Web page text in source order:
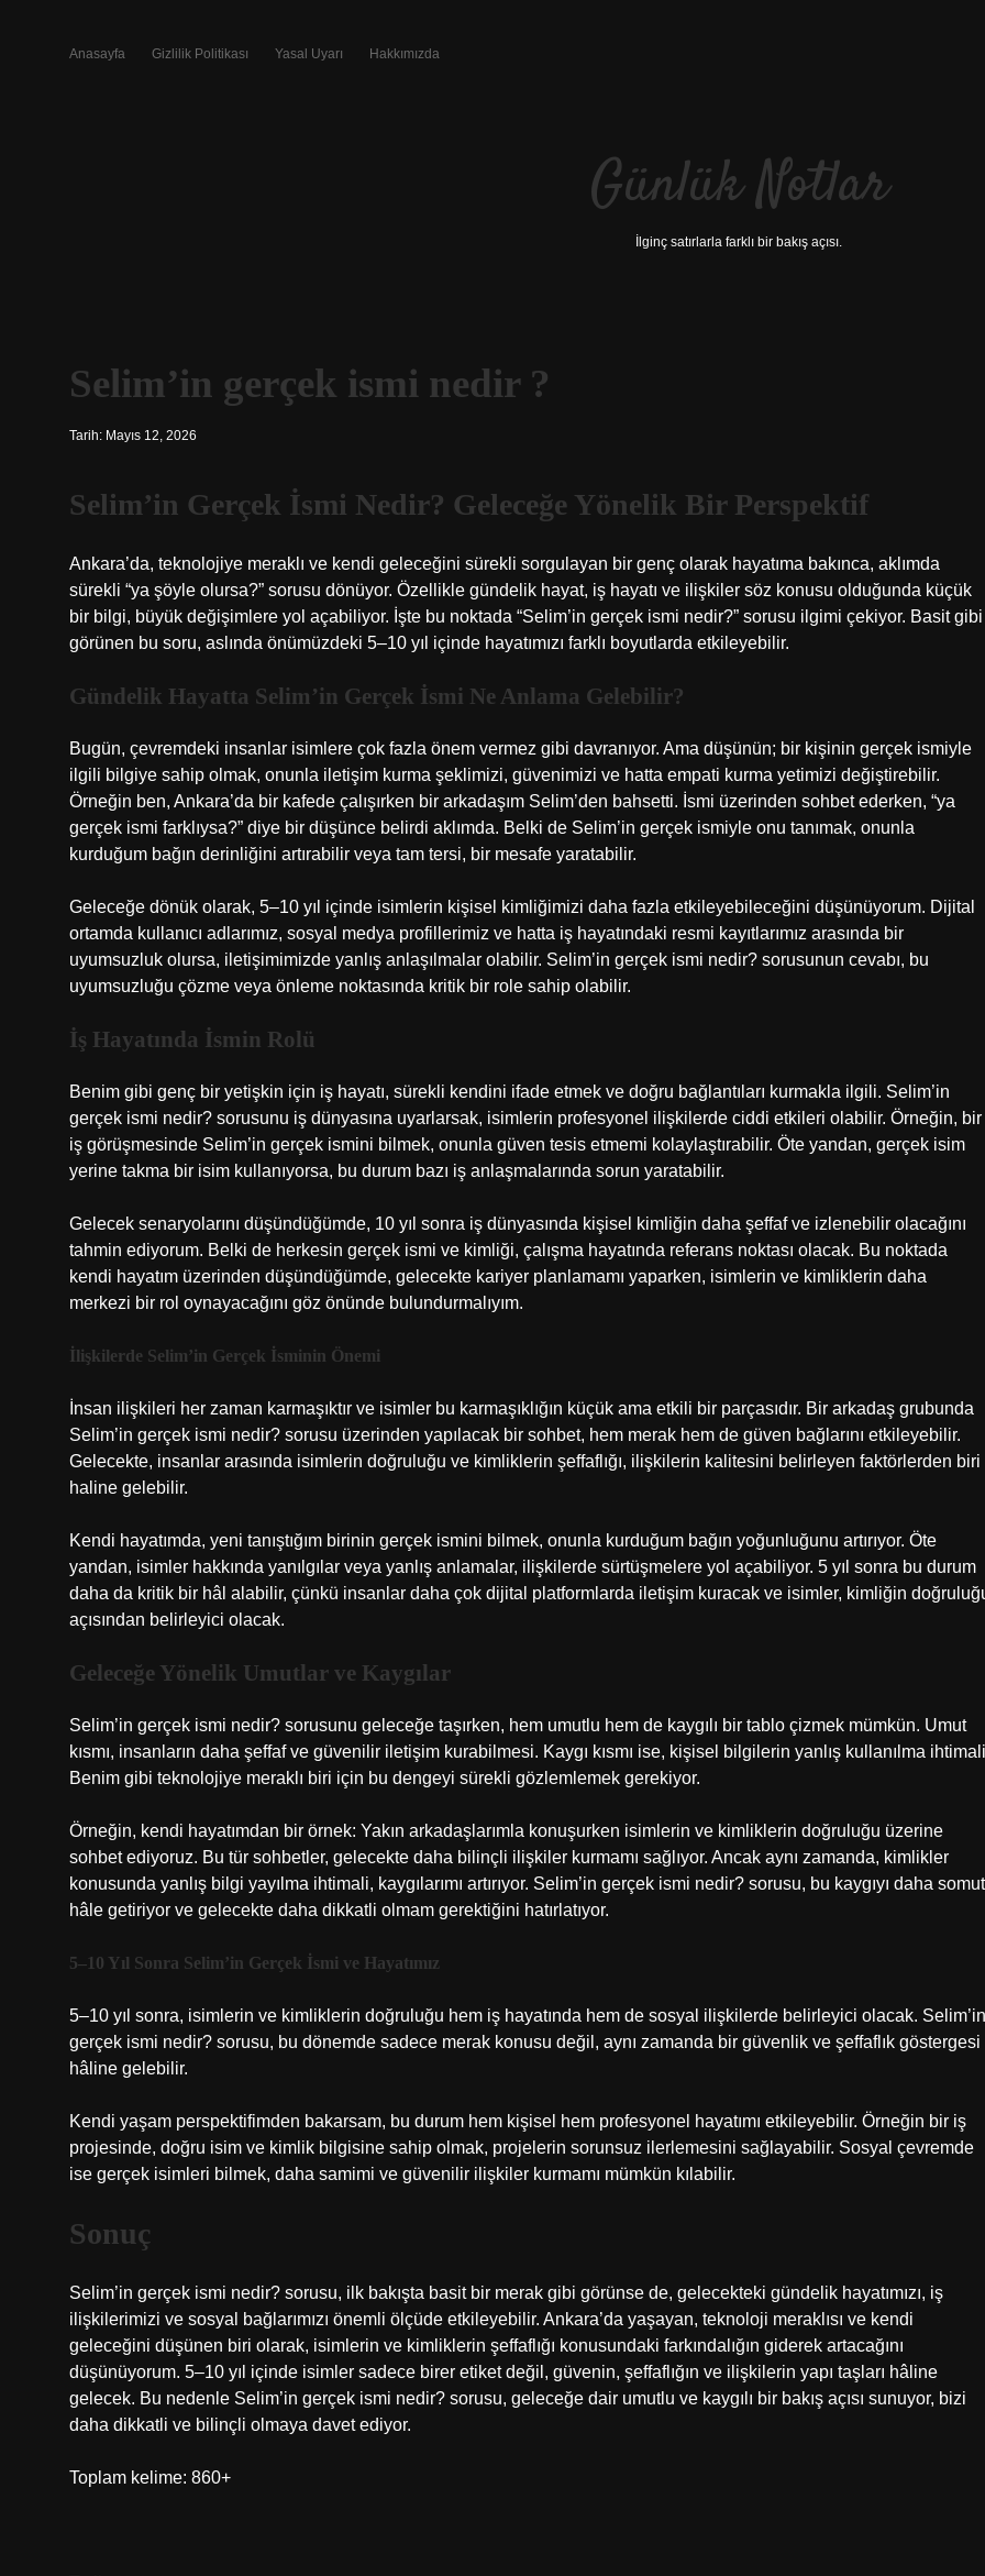
Anasayfa Gizlilik Politikası Yasal Uyarı Hakkımızda
Günlük Notlar
İlginç satırlarla farklı bir bakış açısı.
Selim’in gerçek ismi nedir ?
Tarih: Mayıs 12, 2026
Selim’in Gerçek İsmi Nedir? Geleceğe Yönelik Bir Perspektif
Ankara’da, teknolojiye meraklı ve kendi geleceğini sürekli sorgulayan bir genç olarak hayatıma bakınca, aklımda
sürekli “ya şöyle olursa?” sorusu dönüyor. Özellikle gündelik hayat, iş hayatı ve ilişkiler söz konusu olduğunda küçük
bir bilgi, büyük değişimlere yol açabiliyor. İşte bu noktada “Selim’in gerçek ismi nedir?” sorusu ilgimi çekiyor. Basit gibi
görünen bu soru, aslında önümüzdeki 5–10 yıl içinde hayatımızı farklı boyutlarda etkileyebilir.
Gündelik Hayatta Selim’in Gerçek İsmi Ne Anlama Gelebilir?
Bugün, çevremdeki insanlar isimlere çok fazla önem vermez gibi davranıyor. Ama düşünün; bir kişinin gerçek ismiyle
ilgili bilgiye sahip olmak, onunla iletişim kurma şeklimizi, güvenimizi ve hatta empati kurma yetimizi değiştirebilir.
Örneğin ben, Ankara’da bir kafede çalışırken bir arkadaşım Selim’den bahsetti. İsmi üzerinden sohbet ederken, “ya
gerçek ismi farklıysa?” diye bir düşünce belirdi aklımda. Belki de Selim’in gerçek ismiyle onu tanımak, onunla
kurduğum bağın derinliğini artırabilir veya tam tersi, bir mesafe yaratabilir.
Geleceğe dönük olarak, 5–10 yıl içinde isimlerin kişisel kimliğimizi daha fazla etkileyebileceğini düşünüyorum. Dijital
ortamda kullanıcı adlarımız, sosyal medya profillerimiz ve hatta iş hayatındaki resmi kayıtlarımız arasında bir
uyumsuzluk olursa, iletişimimizde yanlış anlaşılmalar olabilir. Selim’in gerçek ismi nedir? sorusunun cevabı, bu
uyumsuzluğu çözme veya önleme noktasında kritik bir role sahip olabilir.
İş Hayatında İsmin Rolü
Benim gibi genç bir yetişkin için iş hayatı, sürekli kendini ifade etmek ve doğru bağlantıları kurmakla ilgili. Selim’in
gerçek ismi nedir? sorusunu iş dünyasına uyarlarsak, isimlerin profesyonel ilişkilerde ciddi etkileri olabilir. Örneğin, bir
iş görüşmesinde Selim’in gerçek ismini bilmek, onunla güven tesis etmemi kolaylaştırabilir. Öte yandan, gerçek isim
yerine takma bir isim kullanıyorsa, bu durum bazı iş anlaşmalarında sorun yaratabilir.
Gelecek senaryolarını düşündüğümde, 10 yıl sonra iş dünyasında kişisel kimliğin daha şeffaf ve izlenebilir olacağını
tahmin ediyorum. Belki de herkesin gerçek ismi ve kimliği, çalışma hayatında referans noktası olacak. Bu noktada
kendi hayatım üzerinden düşündüğümde, gelecekte kariyer planlamamı yaparken, isimlerin ve kimliklerin daha
merkezi bir rol oynayacağını göz önünde bulundurmalıyım.
İlişkilerde Selim’in Gerçek İsminin Önemi
İnsan ilişkileri her zaman karmaşıktır ve isimler bu karmaşıklığın küçük ama etkili bir parçasıdır. Bir arkadaş grubunda
Selim’in gerçek ismi nedir? sorusu üzerinden yapılacak bir sohbet, hem merak hem de güven bağlarını etkileyebilir.
Gelecekte, insanlar arasında isimlerin doğruluğu ve kimliklerin şeffaflığı, ilişkilerin kalitesini belirleyen faktörlerden biri
haline gelebilir.
Kendi hayatımda, yeni tanıştığım birinin gerçek ismini bilmek, onunla kurduğum bağın yoğunluğunu artırıyor. Öte
yandan, isimler hakkında yanılgılar veya yanlış anlamalar, ilişkilerde sürtüşmelere yol açabiliyor. 5 yıl sonra bu durum
daha da kritik bir hâl alabilir, çünkü insanlar daha çok dijital platformlarda iletişim kuracak ve isimler, kimliğin
açısından belirleyici olacak.
Geleceğe Yönelik Umutlar ve Kaygılar
Selim’in gerçek ismi nedir? sorusunu geleceğe taşırken, hem umutlu hem de kaygılı bir tablo çizmek mümkün. Umut
kısmı, insanların daha şeffaf ve güvenilir iletişim kurabilmesi. Kaygı kısmı ise, kişisel bilgilerin yanlış kullanılma
Benim gibi teknolojiye meraklı biri için bu dengeyi sürekli gözlemlemek gerekiyor.
Örneğin, kendi hayatımdan bir örnek: Yakın arkadaşlarımla konuşurken isimlerin ve kimliklerin doğruluğu üzerine
sohbet ediyoruz. Bu tür sohbetler, gelecekte daha bilinçli ilişkiler kurmamı sağlıyor. Ancak aynı zamanda, kimlikler
konusunda yanlış bilgi yayılma ihtimali, kaygılarımı artırıyor. Selim’in gerçek ismi nedir? sorusu, bu kaygıyı daha somut
hâle getiriyor ve gelecekte daha dikkatli olmam gerektiğini hatırlatıyor.
5–10 Yıl Sonra Selim’in Gerçek İsmi ve Hayatımız
5–10 yıl sonra, isimlerin ve kimliklerin doğruluğu hem iş hayatında hem de sosyal ilişkilerde belirleyici olacak. Selim’in
gerçek ismi nedir? sorusu, bu dönemde sadece merak konusu değil, aynı zamanda bir güvenlik ve şeffaflık göstergesi
hâline gelebilir.
Kendi yaşam perspektifimden bakarsam, bu durum hem kişisel hem profesyonel hayatımı etkileyebilir. Örneğin bir iş
projesinde, doğru isim ve kimlik bilgisine sahip olmak, projelerin sorunsuz ilerlemesini sağlayabilir. Sosyal çevremde
ise gerçek isimleri bilmek, daha samimi ve güvenilir ilişkiler kurmamı mümkün kılabilir.
Sonuç
Selim’in gerçek ismi nedir? sorusu, ilk bakışta basit bir merak gibi görünse de, gelecekteki gündelik hayatımızı, iş
ilişkilerimizi ve sosyal bağlarımızı önemli ölçüde etkileyebilir. Ankara’da yaşayan, teknoloji meraklısı ve kendi
geleceğini düşünen biri olarak, isimlerin ve kimliklerin şeffaflığı konusundaki farkındalığın giderek artacağını
düşünüyorum. 5–10 yıl içinde isimler sadece birer etiket değil, güvenin, şeffaflığın ve ilişkilerin yapı taşları hâline
gelecek. Bu nedenle Selim’in gerçek ismi nedir? sorusu, geleceğe dair umutlu ve kaygılı bir bakış açısı sunuyor, bizi
daha dikkatli ve bilinçli olmaya davet ediyor.
Toplam kelime: 860+